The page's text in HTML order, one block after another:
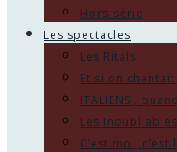
Hors-série
Les spectacles
Les Ritals
Et si on chantait
ITALIENS ,
Les Inoubliables
C’est moi, c’est